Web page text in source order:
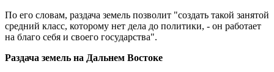
По его словам, раздача земель позволит "создать такой занятой
средний класс, которому нет дела до политики, - он работает
на благо себя и своего государства".
Раздача земель на Дальнем Востоке